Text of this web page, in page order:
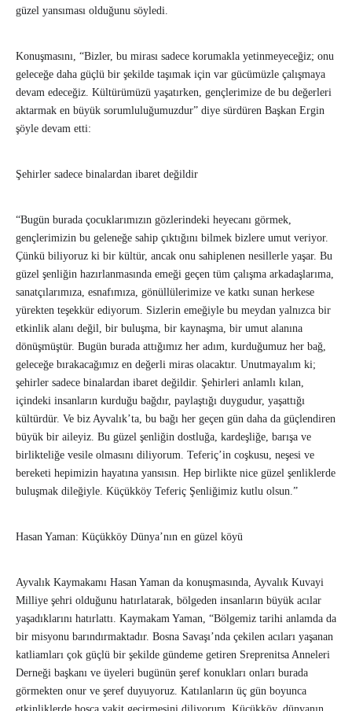
güzel yansıması olduğunu söyledi.
Konuşmasını, “Bizler, bu mirası sadece korumakla yetinmeyeceğiz; onu
geleceğe daha güçlü bir şekilde taşımak için var gücümüzle çalışmaya
devam edeceğiz. Kültürümüzü yaşatırken, gençlerimize de bu değerleri
aktarmak en büyük sorumluluğumuzdur” diye sürdüren Başkan Ergin
şöyle devam etti:
Şehirler sadece binalardan ibaret değildir
“Bugün burada çocuklarımızın gözlerindeki heyecanı görmek,
gençlerimizin bu geleneğe sahip çıktığını bilmek bizlere umut veriyor.
Çünkü biliyoruz ki bir kültür, ancak onu sahiplenen nesillerle yaşar. Bu
güzel şenliğin hazırlanmasında emeği geçen tüm çalışma arkadaşlarıma,
sanatçılarımıza, esnafımıza, gönüllülerimize ve katkı sunan herkese
yürekten teşekkür ediyorum. Sizlerin emeğiyle bu meydan yalnızca bir
etkinlik alanı değil, bir buluşma, bir kaynaşma, bir umut alanına
dönüşmüştür. Bugün burada attığımız her adım, kurduğumuz her bağ,
geleceğe bırakacağımız en değerli miras olacaktır. Unutmayalım ki;
şehirler sadece binalardan ibaret değildir. Şehirleri anlamlı kılan,
içindeki insanların kurduğu bağdır, paylaştığı duygudur, yaşattığı
kültürdür. Ve biz Ayvalık’ta, bu bağı her geçen gün daha da güçlendiren
büyük bir aileyiz. Bu güzel şenliğin dostluğa, kardeşliğe, barışa ve
birlikteliğe vesile olmasını diliyorum. Teferiç’in coşkusu, neşesi ve
bereketi hepimizin hayatına yansısın. Hep birlikte nice güzel şenliklerde
buluşmak dileğiyle. Küçükköy Teferiç Şenliğimiz kutlu olsun.”
Hasan Yaman: Küçükköy Dünya’nın en güzel köyü
Ayvalık Kaymakamı Hasan Yaman da konuşmasında, Ayvalık Kuvayi
Milliye şehri olduğunu hatırlatarak, bölgeden insanların büyük acılar
yaşadıklarını hatırlattı. Kaymakam Yaman, “Bölgemiz tarihi anlamda da
bir misyonu barındırmaktadır. Bosna Savaşı’nda çekilen acıları yaşanan
katliamları çok güçlü bir şekilde gündeme getiren Sreprenitsa Anneleri
Derneği başkanı ve üyeleri bugünün şeref konukları onları burada
görmekten onur ve şeref duyuyoruz. Katılanların üç gün boyunca